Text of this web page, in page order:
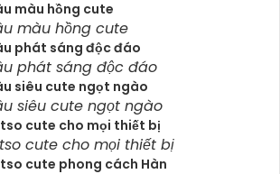
màu hồng cute
phát sáng độc đáo
siêu cute ngọt ngào
cute cho mọi thiết bị